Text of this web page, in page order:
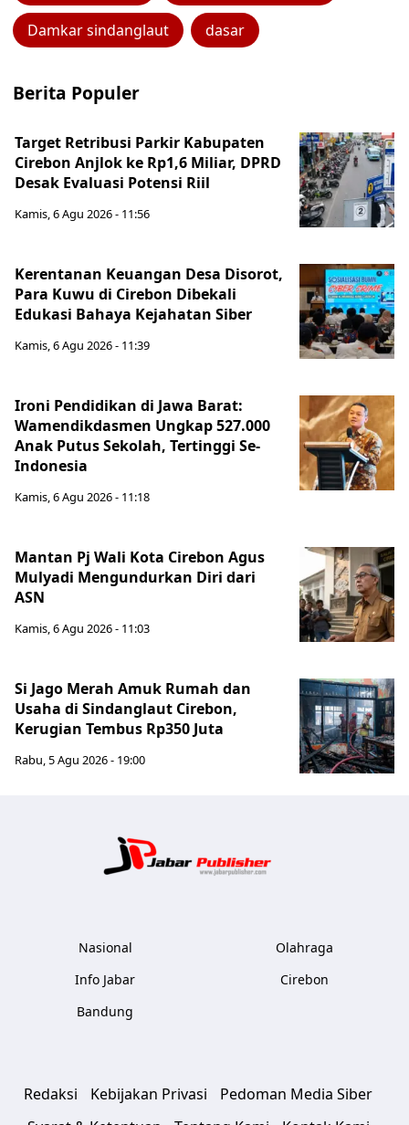
Damkar sindanglaut dasar
Berita Populer
Target Retribusi Parkir Kabupaten
Cirebon Anjlok ke Rp1,6 Miliar, DPRD
Desak Evaluasi Potensi Riil
Kamis, 6 Agu 2026 - 11:56
Kerentanan Keuangan Desa Disorot,
Para Kuwu di Cirebon Dibekali
Edukasi Bahaya Kejahatan Siber
Kamis, 6 Agu 2026 - 11:39
Ironi Pendidikan di Jawa Barat:
Wamendikdasmen Ungkap 527.000
Anak Putus Sekolah, Tertinggi Se-
Indonesia
Kamis, 6 Agu 2026 - 11:18
Mantan Pj Wali Kota Cirebon Agus
Mulyadi Mengundurkan Diri dari
ASN
Kamis, 6 Agu 2026 - 11:03
Si Jago Merah Amuk Rumah dan
Usaha di Sindanglaut Cirebon,
Kerugian Tembus Rp350 Juta
Rabu, 5 Agu 2026 - 19:00
Nasional
Info Jabar
Bandung
Olahraga
Cirebon
Redaksi Kebijakan Privasi
Pedoman Media Siber